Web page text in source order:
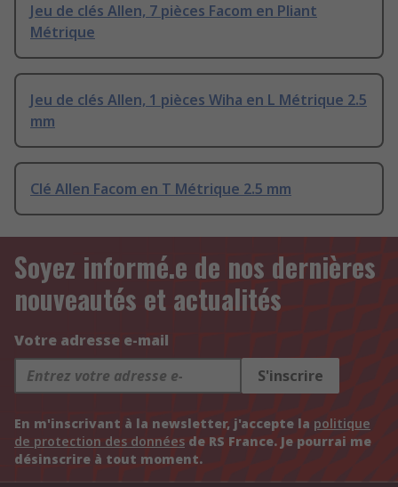
Jeu de clés Allen, 7 pièces Facom en Pliant
Métrique
Jeu de clés Allen, 1 pièces Wiha en L Métrique 2.5
mm
Clé Allen Facom en T Métrique 2.5 mm
Soyez informé.e de nos dernières
nouveautés et actualités
Votre adresse e-mail
S'inscrire
En m'inscrivant à la newsletter, j'accepte la politique
de protection des données de RS France. Je pourrai me
désinscrire à tout moment.